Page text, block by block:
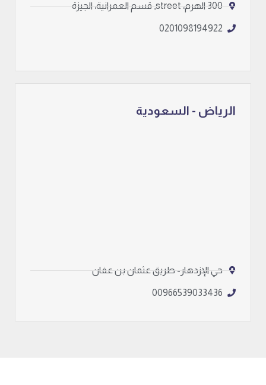
300 الهرم، street, قسم العمرانية، الجيزة
0201098194922
الرياض - السعودية
حي الإزدهار- طريق عثمان بن عفان
00966539033436